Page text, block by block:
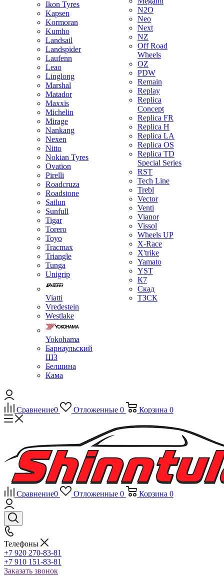
Ikon Tyres
Kapsen
Kormoran
Kumho
Landsail
Landspider
Laufenn
Leao
Linglong
Marshal
Matador
Maxxis
Michelin
Mirage
Nankang
Nexen
Nitto
Nokian Tyres
Ovation
Pirelli
Roadcruza
Roadstone
Sailun
Sunfull
Tigar
Torero
Toyo
Tracmax
Triangle
Tunga
Unigrip
Viatti
Vredestein
Westlake
Yokohama
Барнаульский
ШЗ
Белшина
Кама
N2O
Neo
Next
NZ
Off Road
Wheels
OZ
PDW
Remain
Replay
Replica
Concept
Replica FR
Replica H
Replica LA
Replica OS
Replica TD
Special Series
RST
Tech Line
Trebl
Vector
Venti
Vianor
Vissol
Wheels UP
X-Race
X'trike
Yamato
YST
К7
Скад
ТЗСК
Сравнение0 Отложенные 0 Корзина 0
Сравнение0 Отложенные 0 Корзина 0
Телефоны
+7 920 270-83-81
+7 910 151-83-81
Заказать звонок